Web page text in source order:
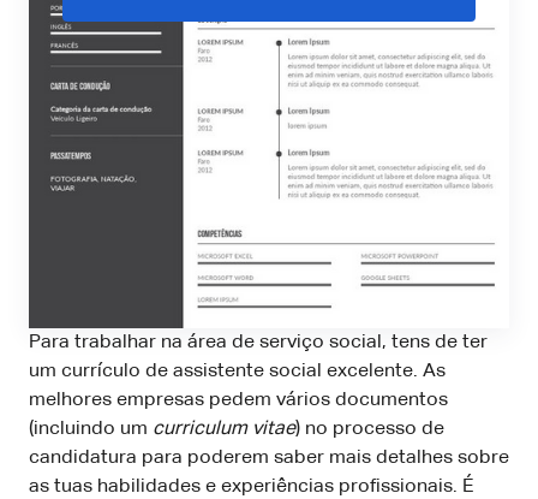
Para trabalhar na área de serviço social, tens de ter
um currículo de assistente social excelente. As
melhores empresas pedem vários documentos
(incluindo um curriculum vitae) no processo de
candidatura para poderem saber mais detalhes sobre
as tuas habilidades e experiências profissionais. É